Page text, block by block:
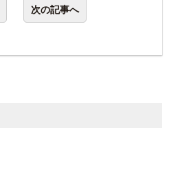
次の記事へ